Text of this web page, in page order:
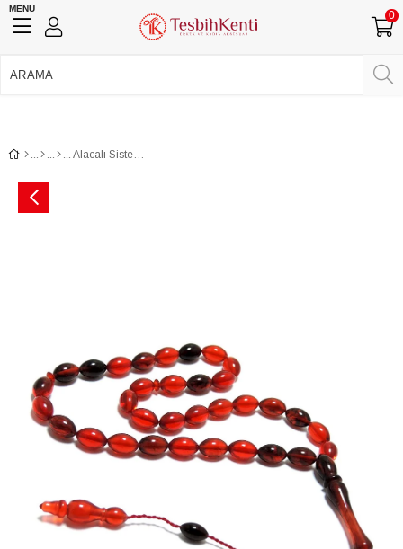
MENU
0
Alacalı Sistemli Toz Kehribar Tesbih